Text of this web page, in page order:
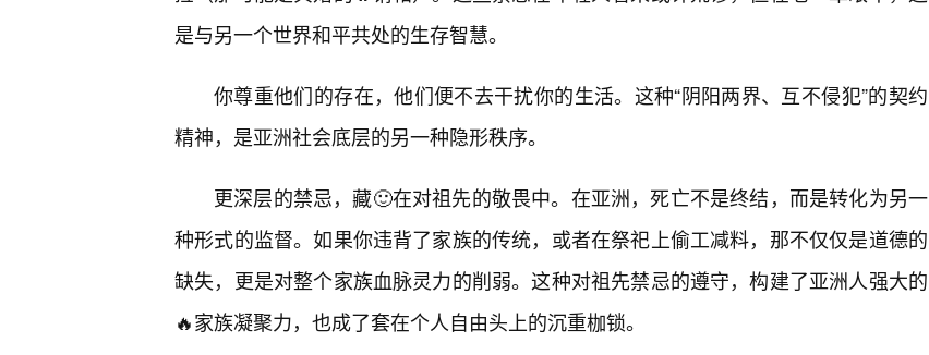
是与另一个世界和平共处的生存智慧。
你尊重他们的存在，他们便不去干扰你的生活。这种“阴阳两界、互不侵犯”的契约
精神，是亚洲社会底层的另一种隐形秩序。
更深层的禁忌，藏🙂在对祖先的敬畏中。在亚洲，死亡不是终结，而是转化为另一
种形式的监督。如果你违背了家族的传统，或者在祭祀上偷工减料，那不仅仅是道德的
缺失，更是对整个家族血脉灵力的削弱。这种对祖先禁忌的遵守，构建了亚洲人强大的
🔥家族凝聚力，也成了套在个人自由头上的沉重枷锁。